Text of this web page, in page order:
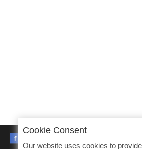
Cookie Consent
Our website uses cookies to